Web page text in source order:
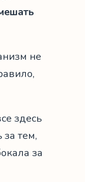
не
здесь
тем,
за